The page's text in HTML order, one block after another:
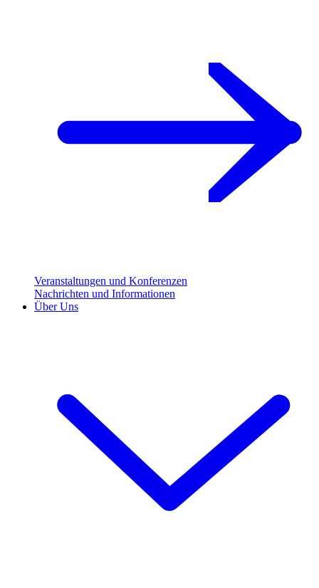
Veranstaltungen und Konferenzen
Nachrichten und Informationen
Über Uns